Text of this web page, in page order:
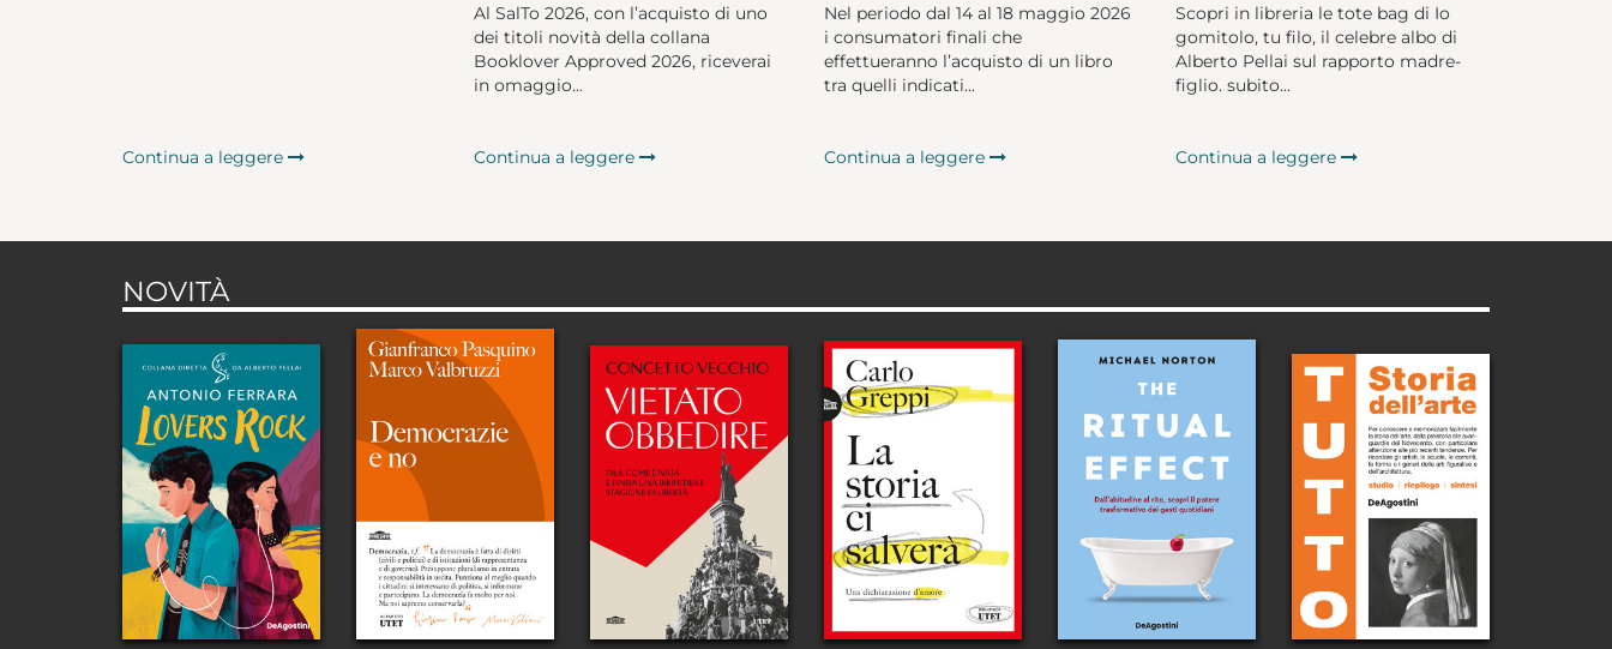
Continua a leggere
Al SalTo 2026, con l’acquisto di uno
dei titoli novità della collana
Booklover Approved 2026, riceverai
in omaggio...
Continua a leggere
Nel periodo dal 14 al 18 maggio 2026
i consumatori finali che
effettueranno l’acquisto di un libro
tra quelli indicati...
Continua a leggere
Scopri in libreria le tote bag di Io
gomitolo, tu filo, il celebre albo di
Alberto Pellai sul rapporto madre-
figlio. subito...
Continua a leggere
NOVITÀ